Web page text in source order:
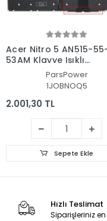
Acer Nitro 5 AN515-
53AM Klavye Işıklı
(Siyah TR)ParsPower
1JOBNOQ5
2.001,30 TL
Sepete Ekle
Hızlı Teslimat
Siparişleriniz en